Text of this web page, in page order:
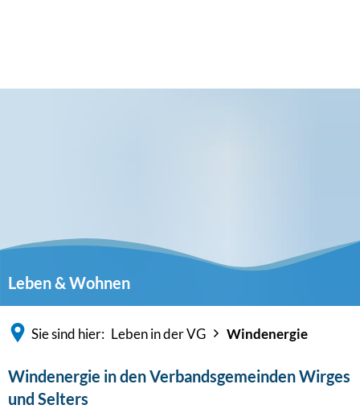
Leben & Wohnen
Sie sind hier: Leben in der VG Windenergie
Windenergie
Windenergie in den Verbandsgemeinden Wirges
und Selters